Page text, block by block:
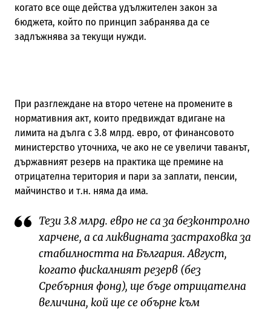
когато все още действа удължителен закон за
бюджета, който по принцип забранява да се
задлъжнява за текущи нужди.
При разглеждане на второ четене на промените в
нормативния акт, които предвиждат вдигане на
лимита на дълга с 3.8 млрд. евро, от финансовото
министерство уточниха, че ако не се увеличи таванът,
държавният резерв на практика ще премине на
отрицателна територия и пари за заплати, пенсии,
майчинство и т.н. няма да има.
Тези 3.8 млрд. евро не са за безконтролно
харчене, а са ликвидната застраховка за
стабилността на България. Август,
когато фискалният резерв (без
Сребърния фонд), ще бъде отрицателна
величина, кой ще се обърне към